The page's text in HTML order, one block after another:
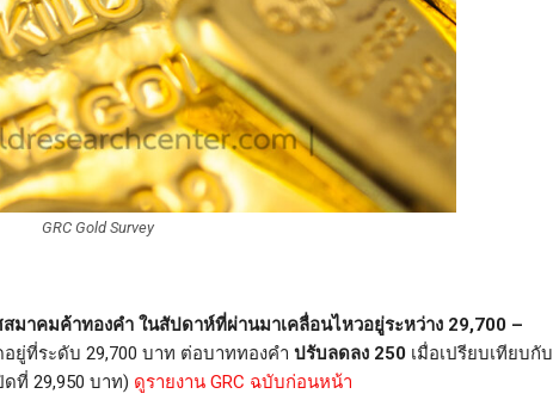
GRC Gold Survey
มาคมค้าทองคำ ในสัปดาห์ที่ผ่านมาเคลื่อนไหวอยู่ระหว่าง 29,700 –
ยู่ที่ระดับ 29,700 บาท ต่อบาททองคำ ปรับลดลง 250 เมื่อเปรียบเทียบกับ
ที่ 29,950 บาท) ดูรายงาน GRC ฉบับก่อนหน้า